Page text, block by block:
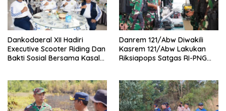
Dankodaeral XII Hadiri
Executive Scooter Riding Dan
Bakti Sosial Bersama Kasal
Danrem 121/Abw Diwakili
Kasrem 121/Abw Lakukan
Riksiapops Satgas RI-PNG